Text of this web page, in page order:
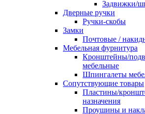
Задвижки/
Дверные ручки
Ручки-скобы
Замки
Почтовые /
Мебельная фурнитура
Кронштейны/
мебельные
Шпингалеты
Сопутствующие товары
Пластины/
назначения
Проушины и